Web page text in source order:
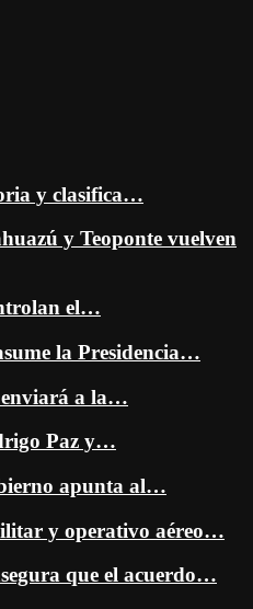
y clasifica…
y Teoponte vuelven
el…
la Presidencia…
enviará a la…
Paz y…
apunta al…
y operativo aéreo…
que el acuerdo…